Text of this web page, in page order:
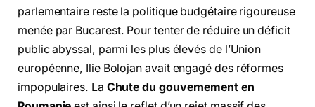
parlementaire reste la politique budgétaire rigoureuse
menée par Bucarest. Pour tenter de réduire un déficit
public abyssal, parmi les plus élevés de l’Union
européenne, Ilie Bolojan avait engagé des réformes
impopulaires. La Chute du gouvernement en